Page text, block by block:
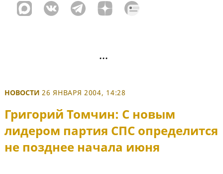
НОВОСТИ 26 ЯНВАРЯ 2004, 14:28
Григорий Томчин: С новым
лидером партия СПС определится
не позднее начала июня